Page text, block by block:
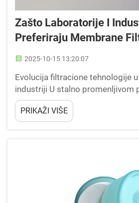
Zašto Laboratorije I
Preferiraju Membrane
2025-10-15 13:20:07
Evolucija filtracione tehnologije
industriji U stalno promenljivom
industrijske i laboratorijske
filteri su postali zlatni standard
razdvajanja i prečišćavanja. Ovi
PRIKAŽI VIŠE